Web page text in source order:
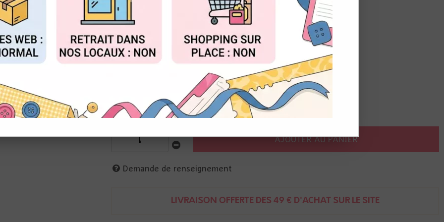
Réf. :TSO67597
Ranger
Encre couvrante, opaque, en spray.
Permet de créer des fonds même sur papiers foncés.
789541067597
AJOUTER AU PANIER
Demande de renseignement
LIVRAISON OFFERTE DÈS 49 € D'ACHAT SUR LE SITE
ACCEPTER TOUT